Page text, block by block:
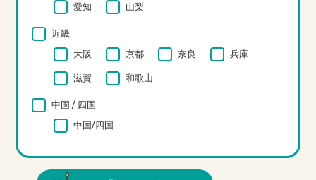
愛知
山梨
近畿
大阪
京都 奈良 兵庫
滋賀 和歌山
中国 / 四国
中国/四国